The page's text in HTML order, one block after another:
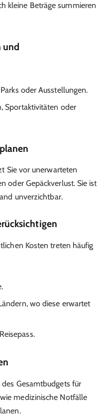
kleine Beträge summieren
und
oder Ausstellungen.
Sportaktivitäten oder
Sie vor unerwarteten
oder Gepäckverlust. Sie ist
unverzichtbar.
Kosten treten häufig
wo diese erwartet
Gesamtbudgets für
medizinische Notfälle